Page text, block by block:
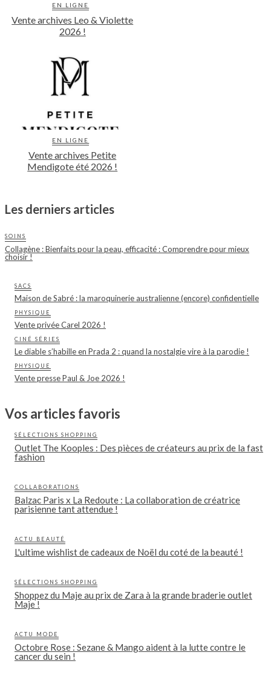
EN LIGNE
Vente archives Leo & Violette
2026 !
EN LIGNE
Vente archives Petite
Mendigote été 2026 !
Les derniers articles
SOINS
Collagène : Bienfaits pour la peau, efficacité : Comprendre pour mieux
choisir !
SACS
Maison de Sabré : la maroquinerie australienne (encore) confidentielle
PHYSIQUE
Vente privée Carel 2026 !
CINÉ SÉRIES
Le diable s’habille en Prada 2 : quand la nostalgie vire à la parodie !
PHYSIQUE
Vente presse Paul & Joe 2026 !
Vos articles favoris
SÉLECTIONS SHOPPING
Outlet The Kooples : Des pièces de créateurs au prix de la fast
fashion
COLLABORATIONS
Balzac Paris x La Redoute : La collaboration de créatrice
parisienne tant attendue !
ACTU BEAUTÉ
L'ultime wishlist de cadeaux de Noël du coté de la beauté !
SÉLECTIONS SHOPPING
Shoppez du Maje au prix de Zara à la grande braderie outlet
Maje !
ACTU MODE
Octobre Rose : Sezane & Mango aident à la lutte contre le
cancer du sein !